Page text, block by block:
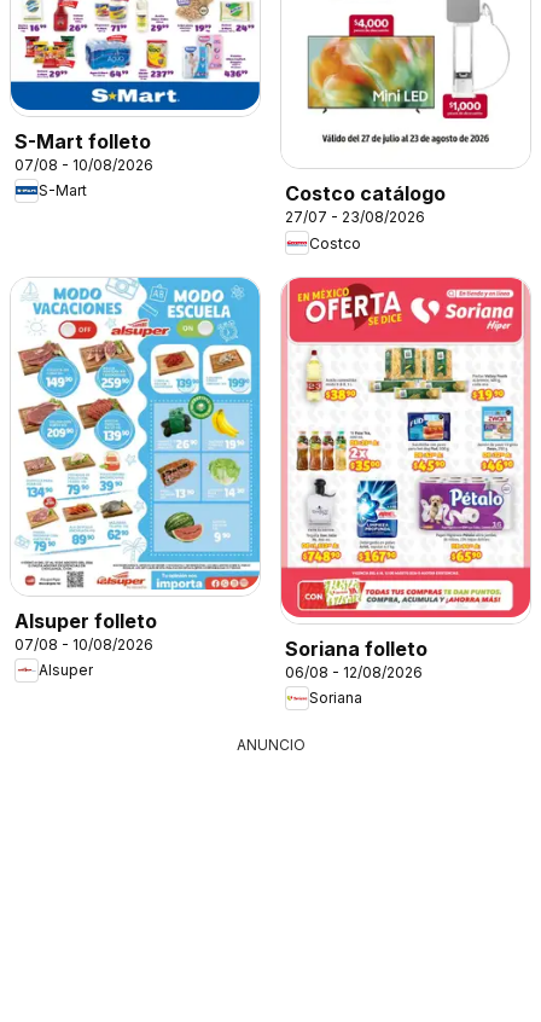
S-Mart folleto
07/08 - 10/08/2026
S-Mart
Costco catálogo
27/07 - 23/08/2026
Costco
Alsuper folleto
07/08 - 10/08/2026
Alsuper
Soriana folleto
06/08 - 12/08/2026
Soriana
ANUNCIO